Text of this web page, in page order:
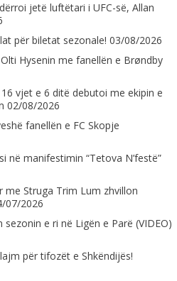
jetë luftëtari i UFC-së, Allan
për biletat sezonale! 03/08/2026
Hysenin me fanellën e Brøndby
vjet e 6 ditë debutoi me ekipin e
02/08/2026
fanellën e FC Skopje
në manifestimin “Tetova N’festë”
me Struga Trim Lum zhvillon
07/2026
sezonin e ri në Ligën e Parë (VIDEO)
për tifozët e Shkëndijës!